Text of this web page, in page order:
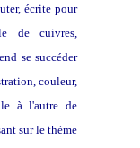
écrite pour
de cuivres,
se succéder
couleur,
à l'autre de
sur le thème